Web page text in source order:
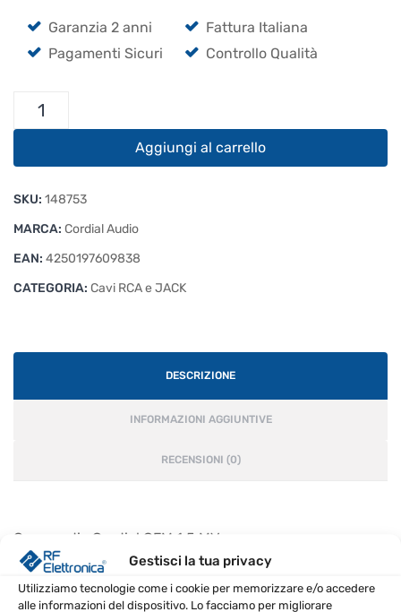
Gestisci la tua privacy
Utilizziamo tecnologie come i cookie per memorizzare e/o accedere
alle informazioni del dispositivo. Lo facciamo per migliorare
Garanzia 2 anni
Fattura Italiana
Pagamenti Sicuri
Controllo Qualità
Cordial
MV
Aggiungi al carrello
SKU: 148753
MARCA: Cordial Audio
EAN: 4250197609838
CATEGORIA: Cavi RCA e JACK
DESCRIZIONE
INFORMAZIONI AGGIUNTIVE
RECENSIONI (0)
Cavo audio Cordial CFM 1,5 MV
CARATTERISTICHE PRINCIPALI